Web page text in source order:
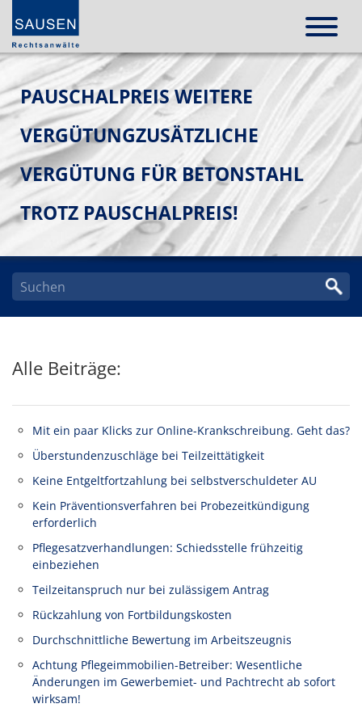
PAUSCHALPREIS WEITERE
VERGÜTUNGZUSÄTZLICHE
VERGÜTUNG FÜR BETONSTAHL
TROTZ PAUSCHALPREIS!
Alle Beiträge:
Mit ein paar Klicks zur Online-Krankschreibung. Geht das?
Überstundenzuschläge bei Teilzeittätigkeit
Keine Entgeltfortzahlung bei selbstverschuldeter AU
Kein Präventionsverfahren bei Probezeitkündigung
erforderlich
Pflegesatzverhandlungen: Schiedsstelle frühzeitig
einbeziehen
Teilzeitanspruch nur bei zulässigem Antrag
Rückzahlung von Fortbildungskosten
Durchschnittliche Bewertung im Arbeitszeugnis
Achtung Pflegeimmobilien-Betreiber: Wesentliche
Änderungen im Gewerbemiet- und Pachtrecht ab sofort
wirksam!